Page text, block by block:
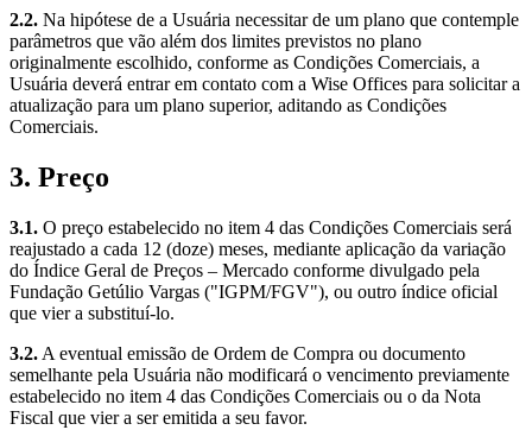
2.2. Na hipótese de a Usuária necessitar de um plano que contemple
parâmetros que vão além dos limites previstos no plano
originalmente escolhido, conforme as Condições Comerciais, a
Usuária deverá entrar em contato com a Wise Offices para solicitar a
atualização para um plano superior, aditando as Condições
Comerciais.
3. Preço
3.1. O preço estabelecido no item 4 das Condições Comerciais será
reajustado a cada 12 (doze) meses, mediante aplicação da variação
do Índice Geral de Preços – Mercado conforme divulgado pela
Fundação Getúlio Vargas ("IGPM/FGV"), ou outro índice oficial
que vier a substituí-lo.
3.2. A eventual emissão de Ordem de Compra ou documento
semelhante pela Usuária não modificará o vencimento previamente
estabelecido no item 4 das Condições Comerciais ou o da Nota
Fiscal que vier a ser emitida a seu favor.